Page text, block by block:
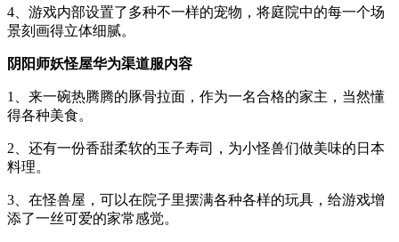
4、游戏内部设置了多种不一样的宠物，将庭院中的每一个场
景刻画得立体细腻。
阴阳师妖怪屋华为渠道服内容
1、来一碗热腾腾的豚骨拉面，作为一名合格的家主，当然懂
得各种美食。
2、还有一份香甜柔软的玉子寿司，为小怪兽们做美味的日本
料理。
3、在怪兽屋，可以在院子里摆满各种各样的玩具，给游戏增
添了一丝可爱的家常感觉。